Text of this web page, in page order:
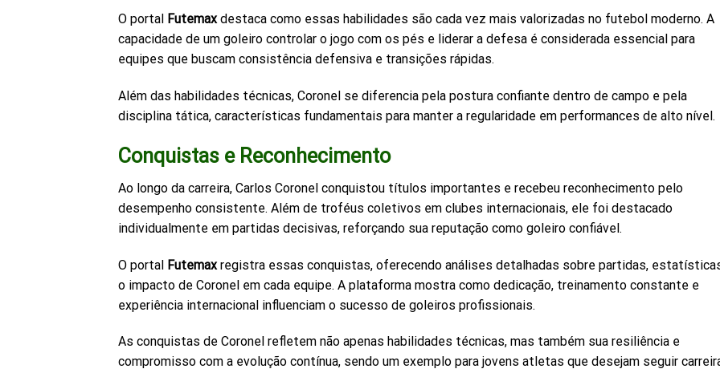
O portal Futemaxdestaca como essas habilidades são cada vez mais valorizadas no futebol moderno. A
capacidade de um goleiro controlar o jogo com os pés e liderar a defesa é considerada essencial para
equipes que buscam consistência defensiva e transições rápidas.
Além das habilidades técnicas, Coronel se diferencia pela postura confiante dentro de campo e pela
disciplina tática, características fundamentais para manter a regularidade em performances de alto nível.
Conquistas e Reconhecimento
Ao longo da carreira, Carlos Coronel conquistou títulos importantes e recebeu reconhecimento pelo
desempenho consistente. Além de troféus coletivos em clubes internacionais, ele foi destacado
individualmente em partidas decisivas, reforçando sua reputação como goleiro confiável.
O portal Futemaxregistra essas conquistas, oferecendo análises detalhadas sobre partidas,
o impacto de Coronel em cada equipe. A plataforma mostra como dedicação, treinamento constante e
experiência internacional influenciam o sucesso de goleiros profissionais.
As conquistas de Coronel refletem não apenas habilidades técnicas, mas também sua resiliência e
compromisso com a evolução contínua, sendo um exemplo para jovens atletas que desejam seguir